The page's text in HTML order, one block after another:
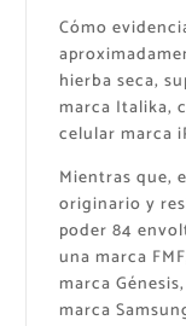
Cómo
hierba seca,
marca Italika,
celular marca
Mientras que,
originario y
poder 84
una marca
marca
marca